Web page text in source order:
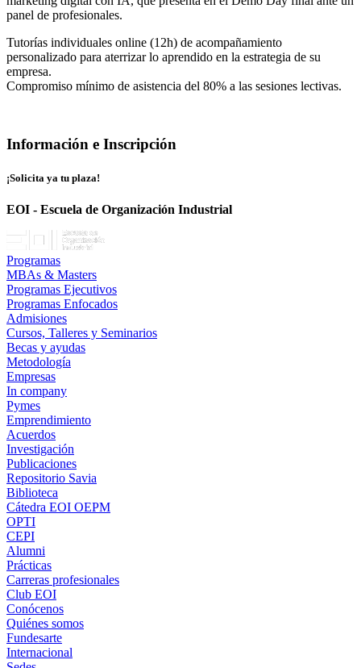
panel de profesionales.
Tutorías individuales online (12h) de acompañamiento
personalizado para aterrizar lo aprendido en la estrategia de su
empresa.
Compromiso mínimo de asistencia del 80% a las sesiones lectivas.
Información e Inscripción
¡Solicita ya tu plaza!
EOI - Escuela de Organización Industrial
Programas
MBAs & Masters
Programas Ejecutivos
Programas Enfocados
Admisiones
Cursos, Talleres y Seminarios
Becas y ayudas
Metodología
Empresas
In company
Pymes
Emprendimiento
Acuerdos
Investigación
Publicaciones
Repositorio Savia
Biblioteca
Cátedra EOI OEPM
OPTI
CEPI
Alumni
Prácticas
Carreras profesionales
Club EOI
Conócenos
Quiénes somos
Fundesarte
Internacional